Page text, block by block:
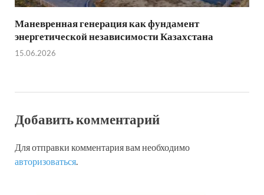
Маневренная генерация как фундамент
энергетической независимости Казахстана
15.06.2026
Добавить комментарий
Для отправки комментария вам необходимо
авторизоваться.